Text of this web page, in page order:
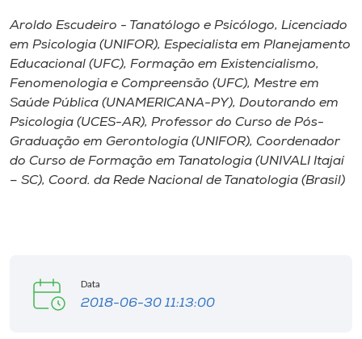
Aroldo Escudeiro - Tanatólogo e Psicólogo, Licenciado
em Psicologia (UNIFOR), Especialista em Planejamento
Educacional (UFC), Formação em Existencialismo,
Fenomenologia e Compreensão (UFC), Mestre em
Saúde Pública (UNAMERICANA-PY), Doutorando em
Psicologia (UCES-AR), Professor do Curso de Pós-
Graduação em Gerontologia (UNIFOR), Coordenador
do Curso de Formação em Tanatologia (UNIVALI Itajaí
– SC), Coord. da Rede Nacional de Tanatologia (Brasil)
Data
2018-06-30 11:13:00